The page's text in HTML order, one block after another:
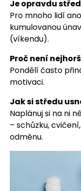
Je opravdu
Pro mnoho lidí
kumulovanou
(víkendu).
Proč není
Pondělí často
motivaci.
Jak si středu
Naplánuj si na ni
– schůzku,
odměnu.